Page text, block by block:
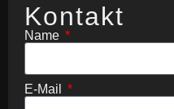
Kontakt
Name
E-Mail